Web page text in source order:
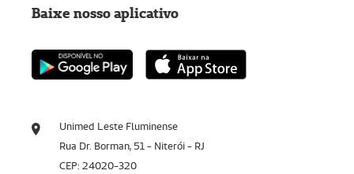
Unimed Leste Fluminense
Rua Dr. Borman, 51 - Niterói - RJ
CEP: 24020-320
Baixe nosso aplicativo